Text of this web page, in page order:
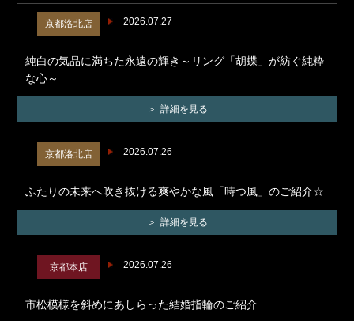
2026.07.27
京都洛北店
純白の気品に満ちた永遠の輝き～リング「胡蝶」が紡ぐ純粋
な心～
詳細を見る
2026.07.26
京都洛北店
ふたりの未来へ吹き抜ける爽やかな風「時つ風」のご紹介☆
詳細を見る
2026.07.26
京都本店
市松模様を斜めにあしらった結婚指輪のご紹介